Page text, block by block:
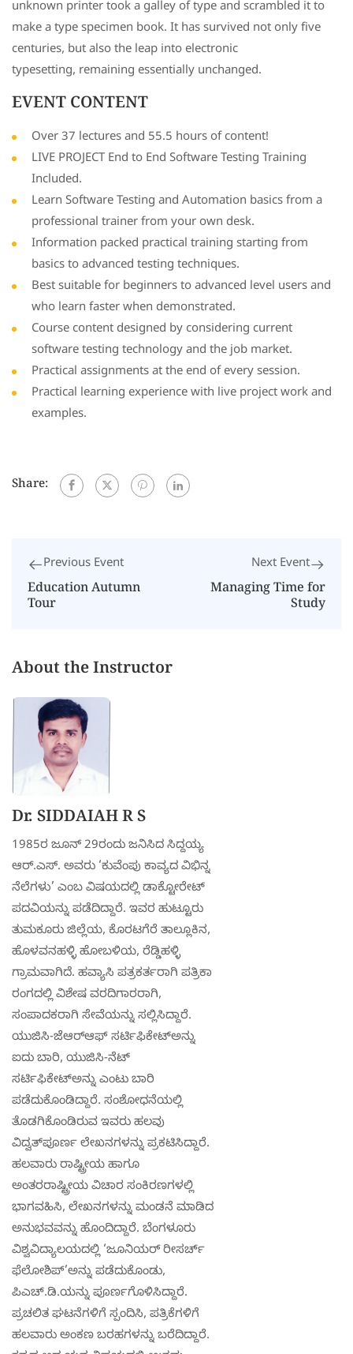
unknown printer took a galley of type and scrambled it to
make a type specimen book. It has survived not only five
centuries, but also the leap into electronic
typesetting, remaining essentially unchanged.
EVENT CONTENT
Over 37 lectures and 55.5 hours of content!
LIVE PROJECT End to End Software Testing Training
Included.
Learn Software Testing and Automation basics from a
professional trainer from your own desk.
Information packed practical training starting from
basics to advanced testing techniques.
Best suitable for beginners to advanced level users and
who learn faster when demonstrated.
Course content designed by considering current
software testing technology and the job market.
Practical assignments at the end of every session.
Practical learning experience with live project work and
examples.
Share:
Previous Event
Education Autumn
Tour
Next Event
Managing Time for
Study
About the Instructor
Dr. SIDDAIAH R S
1985ರ ಜೂನ್ 29ರಂದು ಜನಿಸಿದ ಸಿದ್ದಯ್ಯ
ಆರ್.ಎಸ್. ಅವರು ‘ಕುವೆಂಪು ಕಾವ್ಯದ ವಿಭಿನ್ನ
ನೆಲೆಗಳು’ ಎಂಬ ವಿಷಯದಲ್ಲಿ ಡಾಕ್ಟೋರೇಟ್
ಪದವಿಯನ್ನು ಪಡೆದಿದ್ದಾರೆ. ಇವರ ಹುಟ್ಟೂರು
ತುಮಕೂರು ಜಿಲ್ಲೆಯ, ಕೊರಟಗೆರೆ ತಾಲ್ಲೂಕಿನ,
ಹೊಳವನಹಳ್ಳಿ ಹೋಬಳಿಯ, ರೆಡ್ಡಿಹಳ್ಳಿ
ಗ್ರಾಮವಾಗಿದೆ. ಹವ್ಯಾಸಿ ಪತ್ರಕರ್ತರಾಗಿ ಪತ್ರಿಕಾ
ರಂಗದಲ್ಲಿ ವಿಶೇಷ ವರದಿಗಾರರಾಗಿ,
ಸಂಪಾದಕರಾಗಿ ಸೇವೆಯನ್ನು ಸಲ್ಲಿಸಿದ್ದಾರೆ.
ಯುಜಿಸಿ-ಜೆಆರ್‌ಆಫ್ ಸರ್ಟಿಫಿಕೇಟ್‌ಅನ್ನು
ಐದು ಬಾರಿ, ಯುಜಿಸಿ-ನೆಟ್
ಸರ್ಟಿಫಿಕೇಟ್‌ಅನ್ನು ಎಂಟು ಬಾರಿ
ಪಡೆದುಕೊಂಡಿದ್ದಾರೆ. ಸಂಶೋಧನೆಯಲ್ಲಿ
ತೊಡಗಿಕೊಂಡಿರುವ ಇವರು ಹಲವು
ವಿದ್ವತ್‌ಪೂರ್ಣ ಲೇಖನಗಳನ್ನು ಪ್ರಕಟಿಸಿದ್ದಾರೆ.
ಹಲವಾರು ರಾಷ್ಟ್ರೀಯ ಹಾಗೂ
ಅಂತರರಾಷ್ಟ್ರೀಯ ವಿಚಾರ ಸಂಕಿರಣಗಳಲ್ಲಿ
ಭಾಗವಹಿಸಿ, ಲೇಖನಗಳನ್ನು ಮಂಡನೆ ಮಾಡಿದ
ಅನುಭವವನ್ನು ಹೊಂದಿದ್ದಾರೆ. ಬೆಂಗಳೂರು
ವಿಶ್ವವಿದ್ಯಾಲಯದಲ್ಲಿ ‘ಜೂನಿಯರ್ ರೀಸರ್ಚ್
ಫೆಲೋಶಿಪ್’ಅನ್ನು ಪಡೆದುಕೊಂಡು,
ಪಿಎಚ್.ಡಿ.ಯನ್ನು ಪೂರ್ಣಗೊಳಿಸಿದ್ದಾರೆ.
ಪ್ರಚಲಿತ ಘಟನೆಗಳಿಗೆ ಸ್ಪಂದಿಸಿ, ಪತ್ರಿಕೆಗಳಿಗೆ
ಹಲವಾರು ಅಂಕಣ ಬರಹಗಳನ್ನು ಬರೆದಿದ್ದಾರೆ.